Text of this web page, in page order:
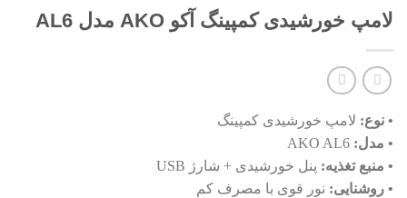
wishlist
لامپ خورشیدی کمپینگ آکو AKO مدل AL6
• نوع: لامپ خورشیدی کمپینگ
• مدل:
• منبع تغذیه: پنل خورشیدی + شارژ USB
• روشنایی: نور قوی با مصرف کم